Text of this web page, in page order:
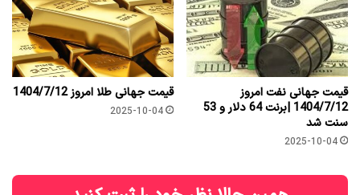
قیمت جهانی نفت امروز
1404/7/12 |برنت 64 دلار و 53
سنت شد
2025-10-04
قیمت جهانی طلا امروز 1404/7/12
2025-10-04